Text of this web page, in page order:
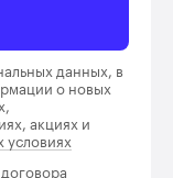
данных, в
о новых
акциях и
условиях